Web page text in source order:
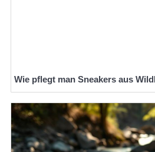
Wie pflegt man Sneakers aus